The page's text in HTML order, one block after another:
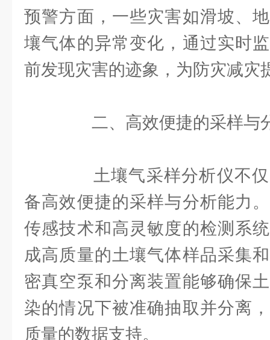
预警方面，一些灾害如滑坡、
壤气体的异常变化，通过实时
前发现灾害的迹象，为防灾减灾
二、高效便捷的采样与
土壤气采样分析仪不仅
备高效便捷的采样与分析能力
传感技术和高灵敏度的检测系
成高质量的土壤气体样品采集
密真空泵和分离装置能够确保
染的情况下被准确抽取并分离
质量的数据支持。